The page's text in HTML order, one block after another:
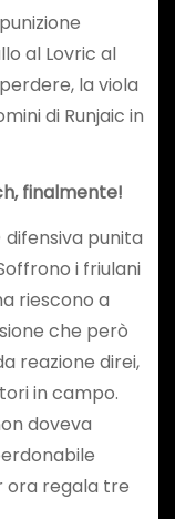
al Lovric al
la viola
di Runjaic in
finalmente!
punita
i friulani
riescono a
che però
reazione direi,
in campo.
doveva
ora regala tre